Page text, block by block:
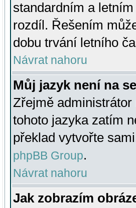
standardním a
rozdíl. Řešením
dobu trvání letního
Návrat nahoru
Můj jazyk není na
Zřejmě
tohoto jazyka zatím
překlad vytvořte
phpBB Group.
Návrat nahoru
Jak zobrazím